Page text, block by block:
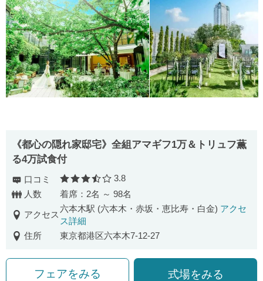
《都心の隠れ家邸宅》全組アマギフ1万＆トリュフ薫
る4万試食付
口コミ 口コミ評価
3.8
人数
着席：2名 ～ 98名
アクセス
六本木駅 (六本木・赤坂・恵比寿・白金) アクセ
ス詳細
住所
東京都港区六本木7-12-27
フェアをみる 式場をみる